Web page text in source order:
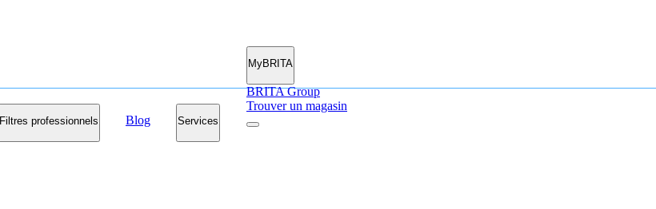
Filtres professionnels Blog Services
MyBRITA
BRITA Group
Trouver un magasin